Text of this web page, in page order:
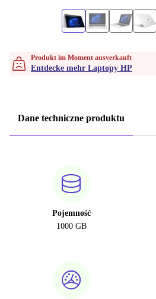
Produkt im Moment ausverkauft
Entdecke mehr Laptopy HP
Dane techniczne produktu
Pojemność
1000 GB